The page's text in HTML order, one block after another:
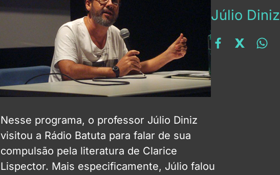
Júlio Diniz
Nesse programa, o professor Júlio Diniz
visitou a Rádio Batuta para falar de sua
compulsão pela literatura de Clarice
Lispector. Mais especificamente, Júlio falou